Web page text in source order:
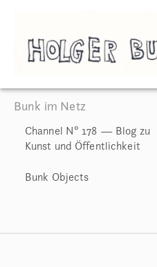
Bunk im Netz
Channel N° 178 — Blog zu
Kunst und Öffentlichkeit
Bunk Objects